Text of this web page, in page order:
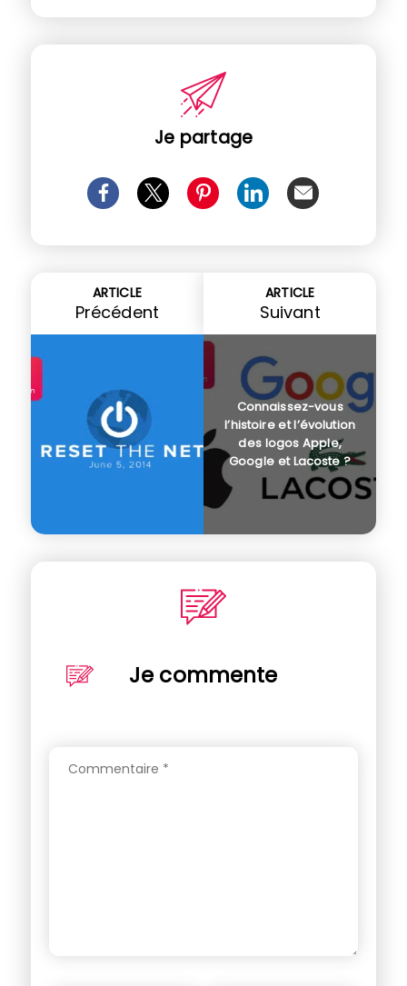
Je partage
ARTICLE
Précédent
ARTICLE
Suivant
Connaissez-vous
l’histoire et l’évolution
des logos Apple,
Google et Lacoste ?
Je commente